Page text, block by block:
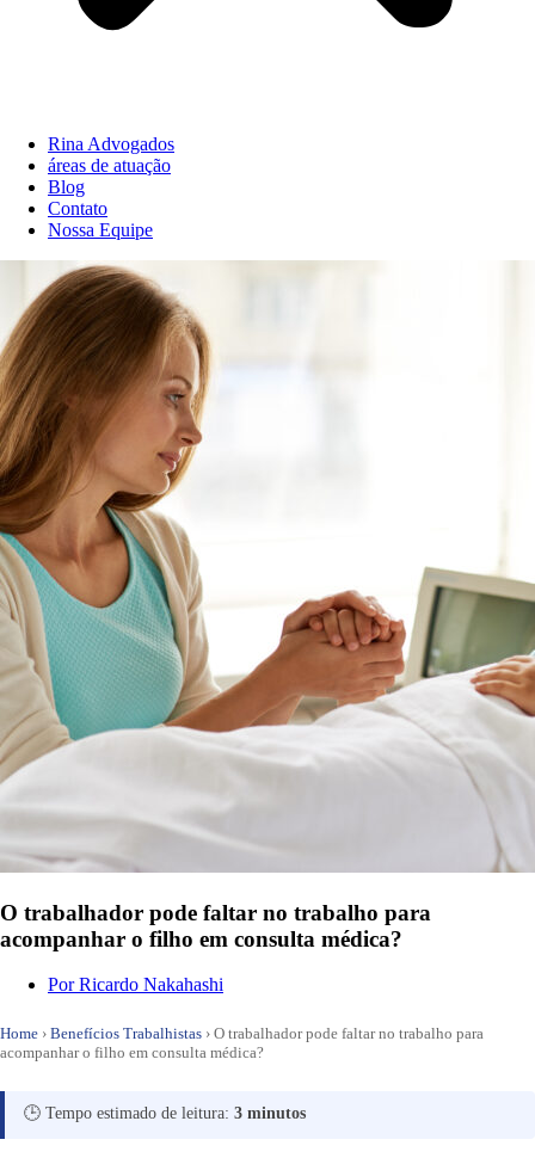
Rina Advogados
áreas de atuação
Blog
Contato
Nossa Equipe
O trabalhador pode faltar no trabalho para
acompanhar o filho em consulta médica?
PorRicardo Nakahashi
Home › Benefícios Trabalhistas › O trabalhador pode faltar no trabalho para
acompanhar o filho em consulta médica?
🕒 Tempo estimado de leitura: 3 minutos